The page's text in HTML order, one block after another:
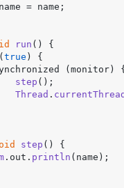
name = name;
run ( ) {
(true ) {
(monitor)
step ();
Thread .
step ( ) {
. out . println (name);